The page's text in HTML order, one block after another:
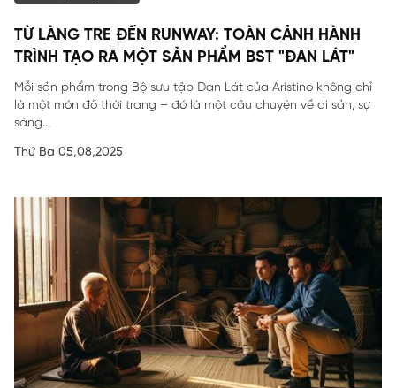
TỪ LÀNG TRE ĐẾN RUNWAY: TOÀN CẢNH HÀNH
TRÌNH TẠO RA MỘT SẢN PHẨM BST "ĐAN LÁT"
Mỗi sản phẩm trong Bộ sưu tập Đan Lát của Aristino không chỉ
là một món đồ thời trang – đó là một câu chuyện về di sản, sự
sáng...
Thứ Ba 05,08,2025